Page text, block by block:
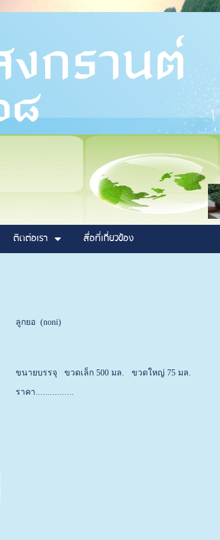
ติดต่อเรา สื่อที่เกี่ยวข้อง
ลูกยอ (noni)
ขนายบรรจุ ขวดเล็ก 500 มล. ขวดใหญ่ 75 มล.
ราคา................